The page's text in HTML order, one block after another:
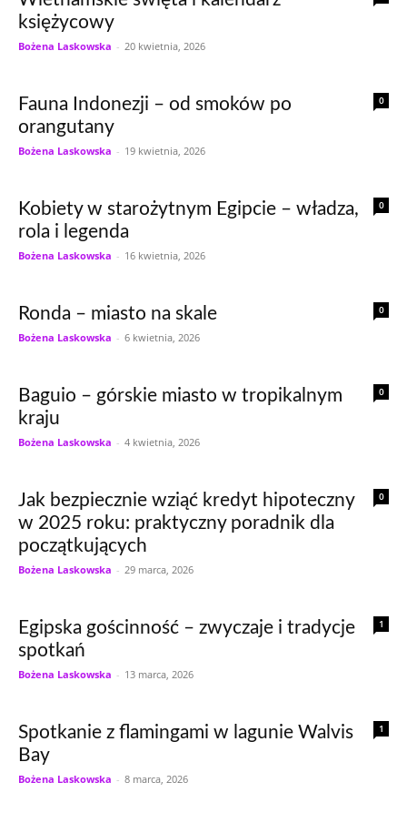
księżycowy
Bożena Laskowska - 20 kwietnia, 2026
0
Fauna Indonezji – od smoków po
orangutany
Bożena Laskowska - 19 kwietnia, 2026
0
Kobiety w starożytnym Egipcie – władza,
rola i legenda
Bożena Laskowska - 16 kwietnia, 2026
0
Ronda – miasto na skale
Bożena Laskowska - 6 kwietnia, 2026
0
Baguio – górskie miasto w tropikalnym
kraju
Bożena Laskowska - 4 kwietnia, 2026
0
Jak bezpiecznie wziąć kredyt hipoteczny
w 2025 roku: praktyczny poradnik dla
początkujących
Bożena Laskowska - 29 marca, 2026
1
Egipska gościnność – zwyczaje i tradycje
spotkań
Bożena Laskowska - 13 marca, 2026
1
Spotkanie z flamingami w lagunie Walvis
Bay
Bożena Laskowska - 8 marca, 2026